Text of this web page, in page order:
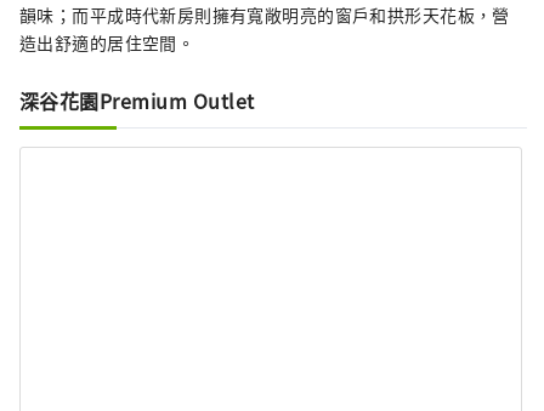
韻味；而平成時代新房則擁有寬敞明亮的窗戶和拱形天花板，營
造出舒適的居住空間。
深谷花園Premium Outlet